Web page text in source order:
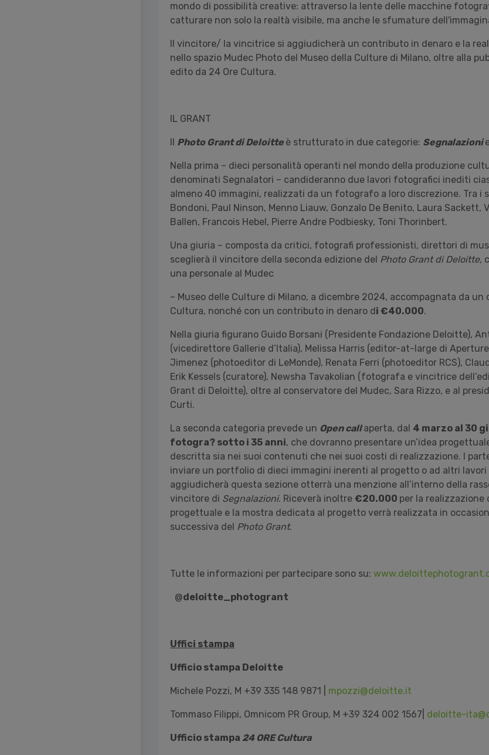
mondo di possibilità creative: attraverso la lente delle macchine
catturare non solo la realtà visibile, ma anche le sfumature
Il vincitore/ la vincitrice si aggiudicherà un contributo in denaro e la
nello spazio Mudec Photo del Museo della Culture di Milano, oltre alla
edito da 24 Ore Cultura.
IL GRANT
Il Photo Grant di Deloitte è strutturato in due categorie: Segnalazioni
Nella prima – dieci personalità operanti nel mondo della produzione
denominati Segnalatori – candideranno due lavori fotografici inediti
almeno 40 immagini, realizzati da un fotografo a loro discrezione. Tra i
Bondoni, Paul Ninson, Menno Liauw, Gonzalo De Benito, Laura Sackett,
Ballen, Francois Hebel, Pierre Andre Podbiesky, Toni Thorinbert.
Una giuria – composta da critici, fotografi professionisti, direttori di
sceglierà il vincitore della seconda edizione del Photo Grant di Deloitte,
una personale al Mudec
– Museo delle Culture di Milano, a dicembre 2024, accompagnata da un
Cultura, nonché con un contributo in denaro di €40.000.
Nella giuria figurano Guido Borsani (Presidente Fondazione Deloitte),
(vicedirettore Gallerie d’Italia), Melissa Harris (editor-at-large di
Jimenez (photoeditor di LeMonde), Renata Ferri (photoeditor RCS),
Erik Kessels (curatore), Newsha Tavakolian (fotografa e vincitrice
Grant di Deloitte), oltre al conservatore del Mudec, Sara Rizzo, e al
Curti.
La seconda categoria prevede un Open callaperta, dal 4 marzo al 30
fotogra? sotto i 35 anni, che dovranno presentare un’idea
descritta sia nei suoi contenuti che nei suoi costi di realizzazione. I
inviare un portfolio di dieci immagini inerenti al progetto o ad altri lavori
aggiudicherà questa sezione otterrà una menzione all’interno della
vincitore di Segnalazioni. Riceverà inoltre €20.000 per la realizzazione
progettuale e la mostra dedicata al progetto verrà realizzata in
successiva del Photo Grant.
Tutte le informazioni per partecipare sono su:
@deloitte_photogrant
Uffici stampa
Ufficio stampa Deloitte
Michele Pozzi, M +39 335 148 9871 | mpozzi@deloitte.it
Tommaso Filippi, Omnicom PR Group, M +39 324 002 1567| deloitte-
Ufficio stampa 24 ORE Cultura